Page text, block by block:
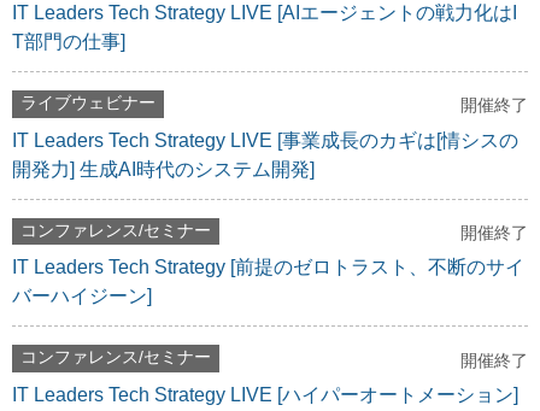
IT Leaders Tech Strategy LIVE [AIエージェントの戦力化はI
T部門の仕事]
ライブウェビナー 開催終了
IT Leaders Tech Strategy LIVE [事業成長のカギは[情シスの
開発力] 生成AI時代のシステム開発]
コンファレンス/セミナー 開催終了
IT Leaders Tech Strategy [前提のゼロトラスト、不断のサイ
バーハイジーン]
コンファレンス/セミナー 開催終了
IT Leaders Tech Strategy LIVE [ハイパーオートメーション]